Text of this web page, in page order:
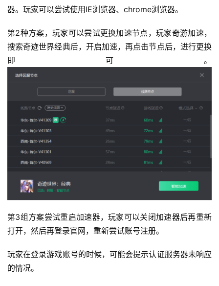
器。玩家可以尝试使用IE浏览器、chrome浏览器。
第2种方案，玩家可以尝试更换加速节点，玩家奇游加速，
搜索奇迹世界经典后，开启加速，再点击节点后，进行更换
即可。
第3组方案尝试重启加速器，玩家可以关闭加速器后再重新
打开，然后再登录官网，重新尝试账号注册。
玩家在登录游戏账号的时候，可能会提示认证服务器未响应
的情况。